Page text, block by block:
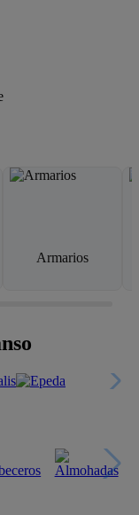
Armarios